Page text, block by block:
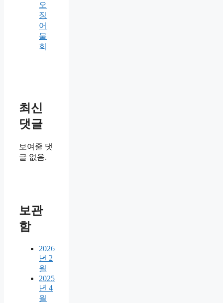
오
징
어
물
회
최신
댓글
보여줄 댓
글 없음.
보관
함
2026
년 2
월
2025
년 4
월